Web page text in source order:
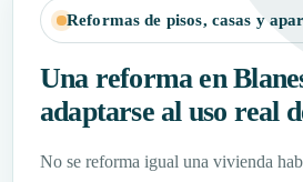
Reformas de pisos, casas y
Una reforma en
adaptarse al uso real
No se reforma igual una vivienda